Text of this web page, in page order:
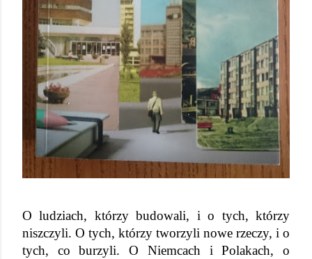
O ludziach, którzy budowali, i o tych, którzy
niszczyli. O tych, którzy tworzyli nowe rzeczy, i o
tych, co burzyli. O Niemcach i Polakach, o